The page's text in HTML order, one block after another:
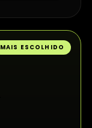
MAIS ESCOLHIDO